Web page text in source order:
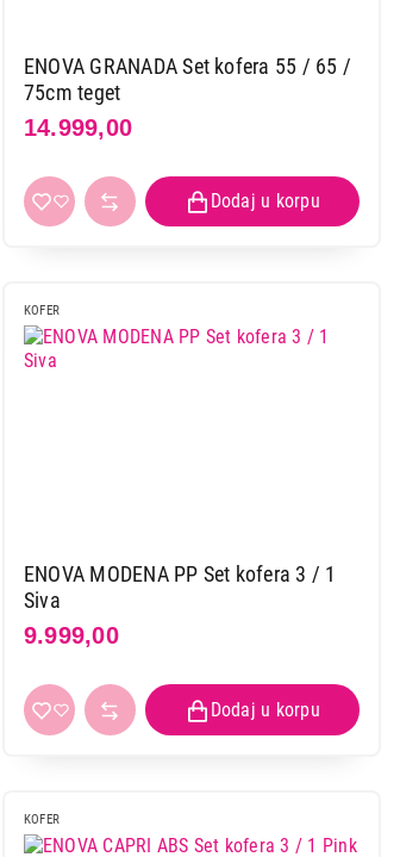
ENOVA GRANADA Set kofera 55 / 65 /
75cm teget
14.999,00
KOFER
ENOVA MODENA PP Set kofera 3 / 1
Siva
9.999,00
KOFER